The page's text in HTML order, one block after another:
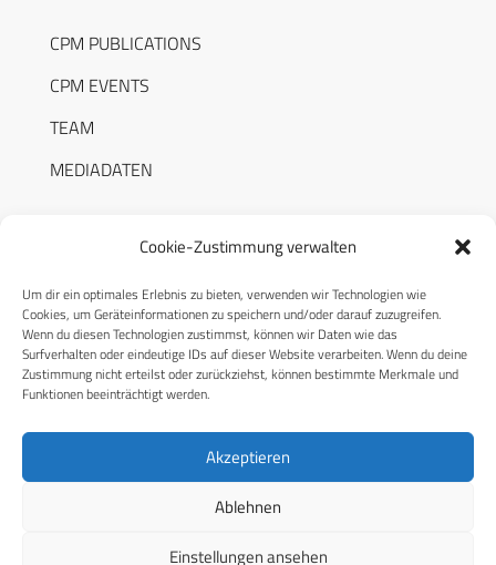
Cookie-Zustimmung verwalten
Um dir ein optimales Erlebnis zu bieten, verwenden wir Technologien wie
Cookies, um Geräteinformationen zu speichern und/oder darauf zuzugreifen.
Wenn du diesen Technologien zustimmst, können wir Daten wie das
Surfverhalten oder eindeutige IDs auf dieser Website verarbeiten. Wenn du deine
Zustimmung nicht erteilst oder zurückziehst, können bestimmte Merkmale und
Funktionen beeinträchtigt werden.
Akzeptieren
Ablehnen
Einstellungen ansehen
CPM PUBLICATIONS
CPM EVENTS
TEAM
MEDIADATEN
RECHTLICHES
Datenschutzerklärung
Cookie-Richtlinie (EU)